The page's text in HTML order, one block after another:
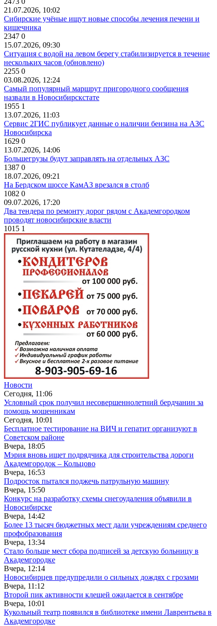
21.07.2026, 10:02
Сибирские учёные ищут новые способы лечения печени и
кишечника
2347 0
15.07.2026, 09:30
Ситуация с водой на левом берегу стабилизируется в течение
нескольких часов (обновлено)
2255 0
03.08.2026, 12:24
Самый популярный маршрут пригородного сообщения
назвали в Новосибирскстате
1955 1
13.07.2026, 11:03
Сервис 2ГИС публикует данные о наличии бензина на АЗС
Новосибирска
1629 0
13.07.2026, 14:06
Большегрузы будут заправлять на отдельных АЗС
1387 0
18.07.2026, 09:21
На Бердском шоссе КамАЗ врезался в столб
1082 0
09.07.2026, 17:20
Два тендера по ремонту дорог рядом с Академгородком
проводят новосибирские власти
1015 1
Новости
Сегодня, 11:06
Условный срок получил несовершеннолетний бердчанин за
помощь мошенникам
Сегодня, 10:01
Бесплатное тестирование на ВИЧ и гепатит организуют в
Советском районе
Вчера, 18:05
Мэрия вновь ищет подрядчика для строительства дороги
Академгородок – Кольцово
Вчера, 16:53
Подросток пытался поджечь патрульную машину
Вчера, 15:50
Конкурс на разработку схемы снегоудаления объявили в
Новосибирске
Вчера, 14:42
Более 13 тысяч бюджетных мест дали учреждениям среднего
профобразования
Вчера, 13:34
Стало больше мест сбора подписей за детскую больницу в
Академгородке
Вчера, 12:14
Новосибирцев предупредили о сильных дождях с грозами
Вчера, 11:12
Второй пик активности клещей ожидается в сентябре
Вчера, 10:01
Кукольный театр появился в библиотеке имени Лаврентьева в
Академгородке